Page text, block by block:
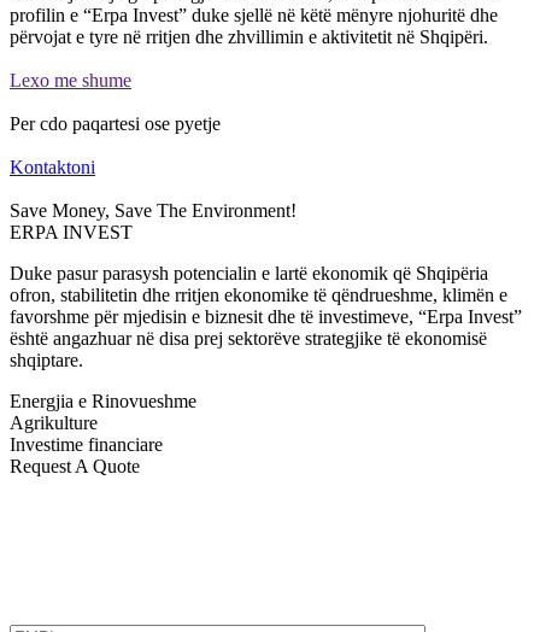
profilin e “Erpa Invest” duke sjellë në këtë mënyre njohuritë dhe
përvojat e tyre në rritjen dhe zhvillimin e aktivitetit në Shqipëri.
Lexo me shume
Per cdo paqartesi ose pyetje
Kontaktoni
Save Money, Save The Environment!
ERPA INVEST
Duke pasur parasysh potencialin e lartë ekonomik që Shqipëria
ofron, stabilitetin dhe rritjen ekonomike të qëndrueshme, klimën e
favorshme për mjedisin e biznesit dhe të investimeve, “Erpa Invest”
është angazhuar në disa prej sektorëve strategjike të ekonomisë
shqiptare.
Energjia e Rinovueshme
Agrikulture
Investime financiare
Request A Quote